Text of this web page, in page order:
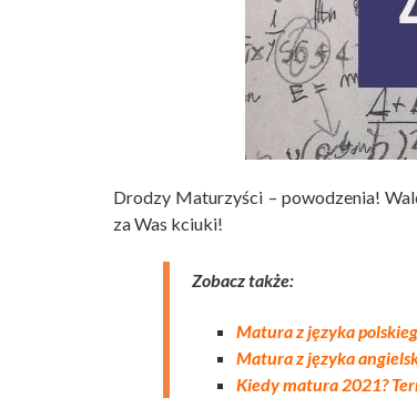
Drodzy Maturzyści – powodzenia!
za Was kciuki!
Zobacz także:
Matura z języka
Matura z języka
Kiedy matura 2021?